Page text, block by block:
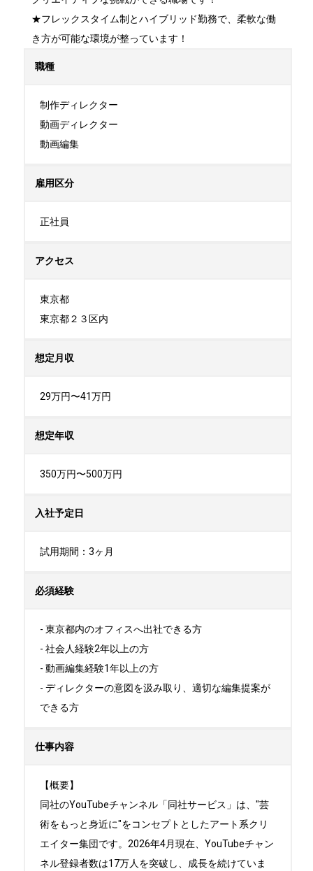
★フレックスタイム制とハイブリッド勤務で、柔軟な働
き方が可能な環境が整っています！
職種
制作ディレクター
動画ディレクター
動画編集
雇用区分
正社員
アクセス
東京都
東京都２３区内
想定月収
29万円〜41万円
想定年収
350万円〜500万円
入社予定日
試用期間：3ヶ月
必須経験
- 東京都内のオフィスへ出社できる方
- 社会人経験2年以上の方
- 動画編集経験1年以上の方
- ディレクターの意図を汲み取り、適切な編集提案が
できる方
仕事内容
【概要】
同社のYouTubeチャンネル「同社サービス」は、"芸
術をもっと身近に"をコンセプトとしたアート系クリ
エイター集団です。2026年4月現在、YouTubeチャン
ネル登録者数は17万人を突破し、成長を続けていま